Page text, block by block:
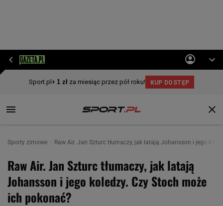
Sporty zimowe Raw Air. Jan Szturc tłumaczy, jak latają Johansson i jego
Raw Air. Jan Szturc tłumaczy, jak latają
Johansson i jego koledzy. Czy Stoch może
ich pokonać?